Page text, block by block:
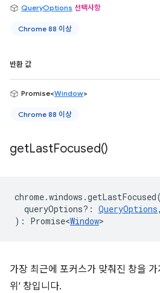
QueryOptions 선택사항
Chrome 88 이상
반환 값
Promise<Window>
Chrome 88 이상
getLastFocused()
chrome.windows .getLastFocused(
queryOptions? : QueryOptions,
) : Promise<Window>
가장 최근에 포커스가 맞춰진 창을
위' 창입니다.